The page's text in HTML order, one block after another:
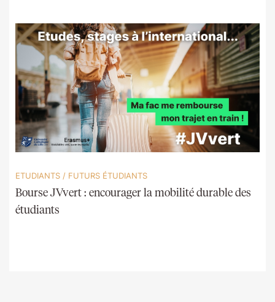
ETUDIANTS / FUTURS ÉTUDIANTS
Bourse JVvert : encourager la mobilité durable des
étudiants